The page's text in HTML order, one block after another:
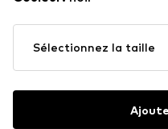
Sélectionnez la taille